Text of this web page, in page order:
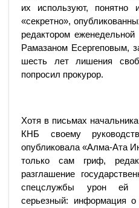
их используют, понятно
«секретно»,
редактором
Рамазаном Есергеповым,
шесть лет лишения
попросил прокурор.
Хотя в письмах
КНБ своему
опубликовала «Алма-Ата
только сам гриф,
разглашение
спецслужбы урон ей
серьезный: информация